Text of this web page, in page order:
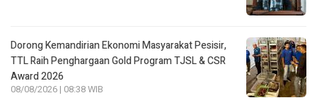
Dorong Kemandirian Ekonomi Masyarakat Pesisir,
TTL Raih Penghargaan Gold Program TJSL & CSR
Award 2026
08/08/2026 | 08:38 WIB